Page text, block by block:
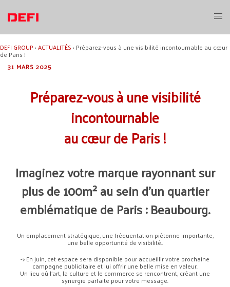
contenu
DEFI GROUP›ACTUALITÉS› Préparez-vous à une visibilité incontournable au cœur
de Paris !
31 MARS 2025
Préparez-vous à une visibilité
incontournable
au cœur de Paris !
Imaginez votre marque rayonnant sur
plus de 100m² au sein d’un quartier
emblématique de Paris : Beaubourg.
Un emplacement stratégique, une fréquentation piétonne importante,
une belle opportunité de visibilité..
-> En juin, cet espace sera disponible pour accueillir votre prochaine
campagne publicitaire et lui offrir une belle mise en valeur.
Un lieu où l’art, la culture et le commerce se rencontrent, créant une
synergie parfaite pour votre message.